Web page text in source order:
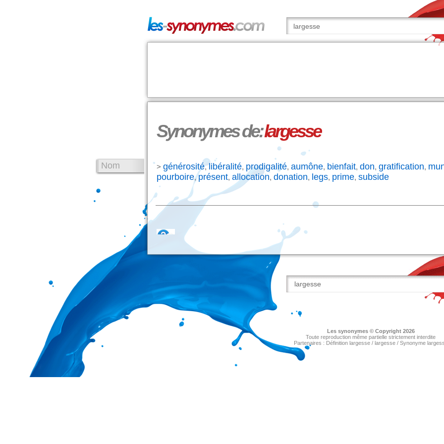
Synonymes de:largesse
Nom > générosité,libéralité, prodigalité, aumône, bienfait, don, gratification,
pourboire,présent, allocation, donation, legs, prime, subside
Les synonymes© Copyright 2026
Toute reproduction même partielle strictement interdite
Partenaires : Définition largesse/ largesse/ Synonyme